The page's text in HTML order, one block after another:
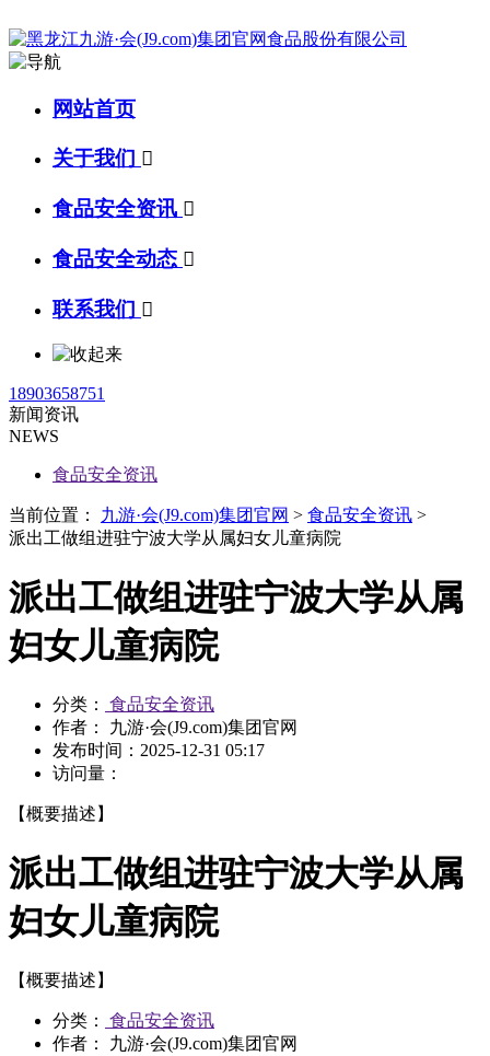
网站首页
关于我们 
食品安全资讯 
食品安全动态 
联系我们 
18903658751
新闻资讯
NEWS
食品安全资讯
当前位置： 九游·会(J9.com)集团官网 > 食品安全资讯 >
派出工做组进驻宁波大学从属妇女儿童病院
派出工做组进驻宁波大学从属
妇女儿童病院
分类：
食品安全资讯
作者： 九游·会(J9.com)集团官网
发布时间： 2025-12-31 05:17
访问量：
【概要描述】
派出工做组进驻宁波大学从属
妇女儿童病院
【概要描述】
分类：
食品安全资讯
作者： 九游·会(J9.com)集团官网